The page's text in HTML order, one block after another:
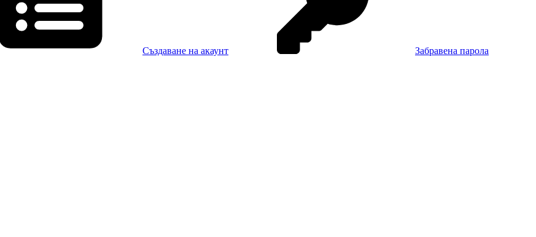
Създаване на акаунт
Забравена парола